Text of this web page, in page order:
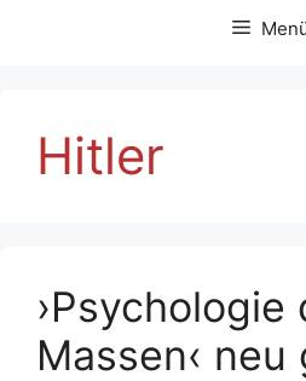
Hitler
›Psychologie
Massen‹ neu